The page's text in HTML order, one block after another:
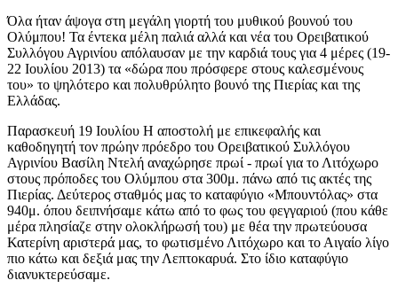
Όλα ήταν άψογα στη μεγάλη γιορτή του μυθικού βουνού του
Ολύμπου! Τα έντεκα μέλη παλιά αλλά και νέα του Ορειβατικού
Συλλόγου Αγρινίου απόλαυσαν με την καρδιά τους για 4 μέρες (19-
22 Ιουλίου 2013) τα «δώρα που πρόσφερε στους καλεσμένους
του» το ψηλότερο και πολυθρύλητο βουνό της Πιερίας και της
Ελλάδας.
Παρασκευή 19 Ιουλίου Η αποστολή με επικεφαλής και
καθοδηγητή τον πρώην πρόεδρο του Ορειβατικού Συλλόγου
Αγρινίου Βασίλη Ντελή αναχώρησε πρωί - πρωί για το Λιτόχωρο
στους πρόποδες του Ολύμπου στα 300μ. πάνω από τις ακτές της
Πιερίας. Δεύτερος σταθμός μας το καταφύγιο «Μπουντόλας» στα
940μ. όπου δειπνήσαμε κάτω από το φως του φεγγαριού (που κάθε
μέρα πλησίαζε στην ολοκλήρωσή του) με θέα την πρωτεύουσα
Κατερίνη αριστερά μας, το φωτισμένο Λιτόχωρο και το Αιγαίο λίγο
πιο κάτω και δεξιά μας την Λεπτοκαρυά. Στο ίδιο καταφύγιο
διανυκτερεύσαμε.